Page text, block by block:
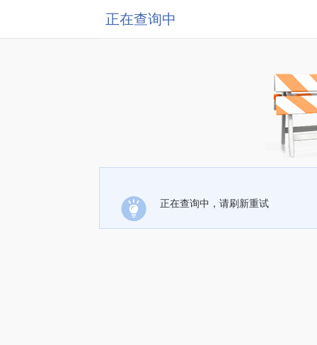
正在查询中
正在查询中，请刷新重试